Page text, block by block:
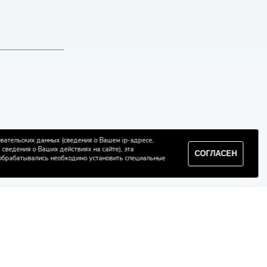
данных (сведения о Вашем ip-адресе,
о Ваших действиях на сайте), эта
необходимо установить специальные
СОГЛАСЕН